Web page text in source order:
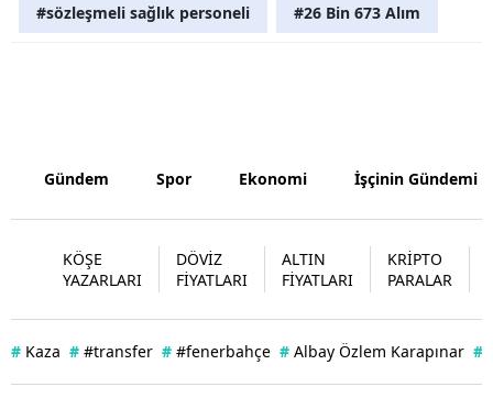
Zonguldak
Şırnak
#sözleşmeli sağlık personeli #26 Bin 673 Alım
Gündem Spor Ekonomi İşçinin Gündemi
KÖŞE
YAZARLARI
DÖVİZ
FİYATLARI
ALTIN
FİYATLARI
KRİPTO
PARALAR
# Kaza # #transfer # #fenerbahçe # Albay Özlem Karapınar #